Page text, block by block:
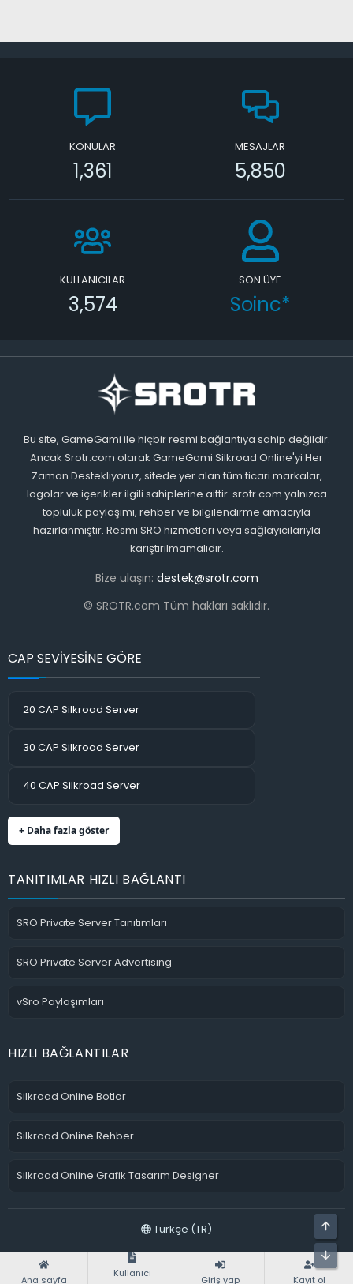
KONULAR
1,361
MESAJLAR
5,850
KULLANICILAR
3,574
SON ÜYE
Soinc*
Bu site, GameGami ile hiçbir resmi bağlantıya sahip değildir.
Ancak Srotr.com olarak GameGami Silkroad Online'yi Her
Zaman Destekliyoruz, sitede yer alan tüm ticari markalar,
logolar ve içerikler ilgili sahiplerine aittir. srotr.com yalnızca
topluluk paylaşımı, rehber ve bilgilendirme amacıyla
hazırlanmıştır. Resmi SRO hizmetleri veya sağlayıcılarıyla
karıştırılmamalıdır.
Bize ulaşın: destek@srotr.com
© SROTR.com Tüm hakları saklıdır.
CAP SEVİYESİNE GÖRE
20 CAP Silkroad Server
30 CAP Silkroad Server
40 CAP Silkroad Server
+ Daha fazla göster
TANITIMLAR HIZLI BAĞLANTI
SRO Private Server Tanıtımları
SRO Private Server Advertising
vSro Paylaşımları
HIZLI BAĞLANTILAR
Silkroad Online Botlar
Silkroad Online Rehber
Silkroad Online Grafik Tasarım Designer
Türkçe (TR)
sro pvp serverlar
Bize ulaşın
Şartlar ve kurallar
Gizlilik politikası
Ana sayfa
Ana sayfa
Kullanıcı
Giriş yap Kayıt ol
ALT